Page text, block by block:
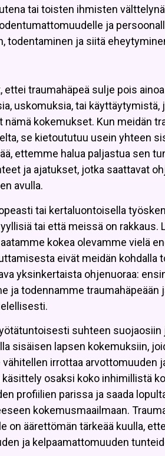
tai toisten ihmisten
ja
todentaminen ja siitä
ettei traumahäpeä sulje pois
uskomuksia, tai
kokemukset. Kun meidän
se kietoututuu usein yhteen
ettemme halua paljastua sen
ja ajatukset, jotka saattavat
avulla.
tai kertaluontoisella
tai että meissä on
kokea olevamme vielä
eivät meidän kohdalla
yksinkertaista ohjenuoraa:
ja todennamme traumahäpeään
suhteen suojaosiin
sisäisen lapsen kokemuksiin,
irrottaa arvottomuuden
osaksi koko inhimillistä
profiilien parissa ja saada
kokemusmaailmaan.
on äärettömän tärkeää kuulla,
ja kelpaamattomuuden